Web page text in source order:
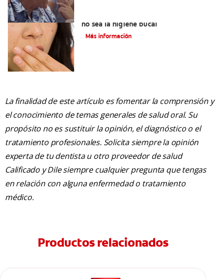
no sea la higiene bucal
Más información
La finalidad de este artículo es fomentar la comprensión y
el conocimiento de temas generales de salud oral. Su
propósito no es sustituir la opinión, el diagnóstico o el
tratamiento profesionales. Solicita siempre la opinión
experta de tu dentista u otro proveedor de salud
Calificado y Dile siempre cualquier pregunta que tengas
en relación con alguna enfermedad o tratamiento
médico.
Productos relacionados